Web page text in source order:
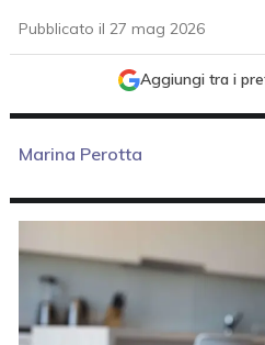
Pubblicato il 27 mag 2026
Aggiungi tra i
Marina Perotta